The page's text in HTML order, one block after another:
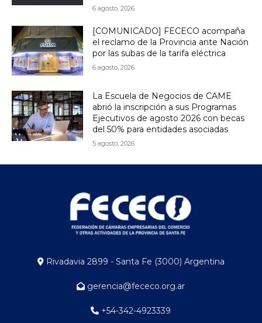
6 agosto, 2026
[COMUNICADO] FECECO acompaña
el reclamo de la Provincia ante Nación
por las subas de la tarifa eléctrica
6 agosto, 2026
La Escuela de Negocios de CAME
abrió la inscripción a sus Programas
Ejecutivos de agosto 2026 con becas
del 50% para entidades asociadas
5 agosto, 2026
Rivadavia 2899 - Santa Fe (3000) Argentina
gerencia@fececo.org.ar
+54-342-4923339